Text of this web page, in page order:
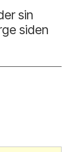
sin
siden